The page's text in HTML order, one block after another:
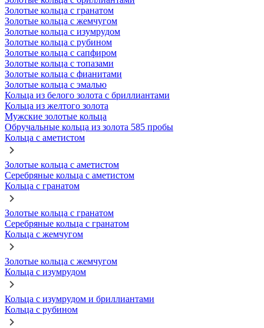
Золотые кольца с гранатом
Золотые кольца с жемчугом
Золотые кольца с изумрудом
Золотые кольца с рубином
Золотые кольца с сапфиром
Золотые кольца с топазами
Золотые кольца с фианитами
Золотые кольца с эмалью
Кольца из белого золота с бриллиантами
Кольца из желтого золота
Мужские золотые кольца
Обручальные кольца из золота 585 пробы
Кольца с аметистом
Золотые кольца с аметистом
Серебряные кольца с аметистом
Кольца с гранатом
Золотые кольца с гранатом
Серебряные кольца с гранатом
Кольца с жемчугом
Золотые кольца с жемчугом
Кольца с изумрудом
Кольца с изумрудом и бриллиантами
Кольца с рубином